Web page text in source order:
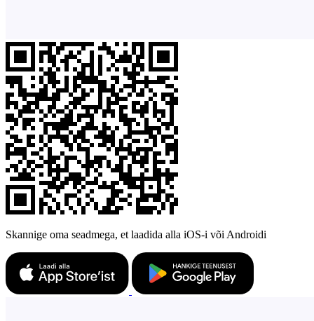
Skannige oma seadmega, et laadida alla iOS-i või Androidi